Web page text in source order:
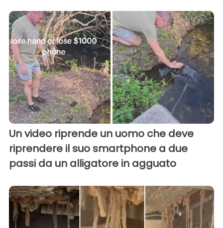
Un video riprende un uomo che deve
riprendere il suo smartphone a due
passi da un alligatore in agguato